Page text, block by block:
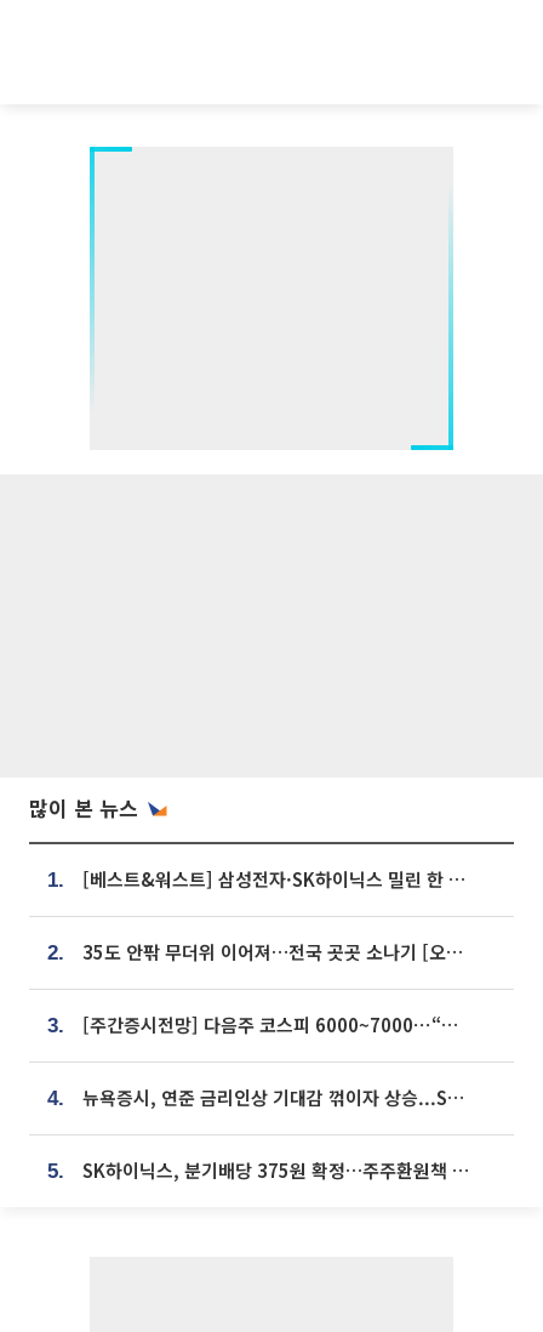
많이 본 뉴스
1. [베스트&워스트] 삼성전자·SK하이닉스 밀린 한 주…상상인증권은 85% 급등
2. 35도 안팎 무더위 이어져…전국 곳곳 소나기 [오늘 날씨]
3. [주간증시전망] 다음주 코스피 6000~7000⋯“外人 수급은 정책이 변수”
4. 뉴욕증시, 연준 금리인상 기대감 꺾이자 상승...S&P500 사상 최고치 [종합]
5. SK하이닉스, 분기배당 375원 확정…주주환원책 9월로 앞당겨 발표